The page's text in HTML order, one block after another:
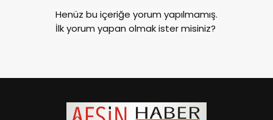
Henüz bu içeriğe yorum yapılmamış.
İlk yorum yapan olmak ister misiniz?